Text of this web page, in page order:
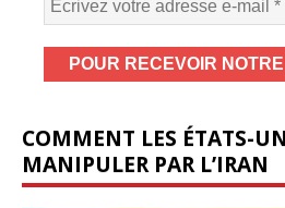
COMMENT LES ÉTATS-
MANIPULER PAR L’IRAN